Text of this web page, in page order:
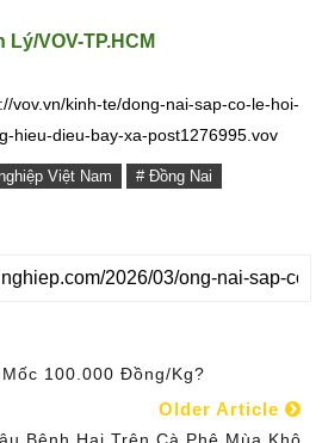
Lý/VOV-TP.HCM
kinh-te/dong-nai-sap-co-le-hoi-
hieu-dieu-bay-xa-post1276995.vov
Việt Nam # Đồng Nai
100.000 Đồng/kg?
Older Article
Bệnh Hại Trên Cà Phê Mùa Khô